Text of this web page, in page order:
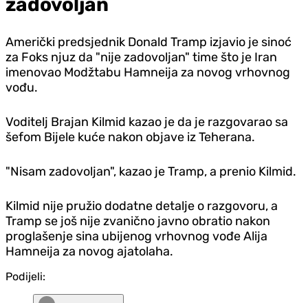
Američki predsjednik Donald Tramp izjavio je sinoć
za Foks njuz da "nije zadovoljan" time što je Iran
imenovao Modžtabu Hamneija za novog vrhovnog
vođu.
Voditelj Brajan Kilmid kazao je da je razgovarao sa
šefom Bijele kuće nakon objave iz Teherana.
"Nisam zadovoljan", kazao je Tramp, a prenio Kilmid.
Kilmid nije pružio dodatne detalje o razgovoru, a
Tramp se još nije zvanično javno obratio nakon
proglašenje sina ubijenog vrhovnog vođe Alija
Hamneija za novog ajatolaha.
Podijeli: